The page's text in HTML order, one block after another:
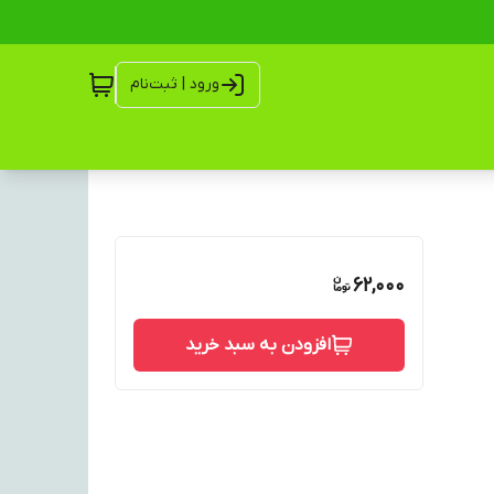
ورود | ثبت‌نام
62,000
افزودن به سبد خرید